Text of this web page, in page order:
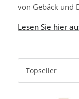
von Gebäck und
Lesen Sie hier